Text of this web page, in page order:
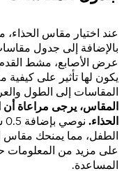
عند اختيار مقاس
بالإضافة إلى جدول
عرض الأصابع، مشط
يكون لها تأثير على
المقاسات إلى الطول
المقاس، يرجى مراعاة أن
الحذاء.
الطفل، مما يمنحك مقاس
على مزيد من المعلومات
المساعدة.